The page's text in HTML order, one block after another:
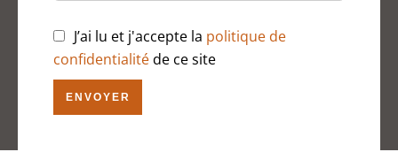
J’ai lu et j'accepte la politique de
confidentialitéde ce site
ENVOYER